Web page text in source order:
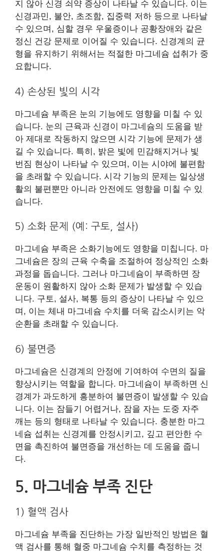
지 않아 신경 쇠약 증상이 나타날 수 있습니다. 이는
신경과민, 불안, 초조함, 집중력 저하 등으로 나타날
수 있으며, 심할 경우 우울증이나 공황장애와 같은
정신 건강 문제로 이어질 수 있습니다. 신경계의 균
형을 유지하기 위해서는 적절한 마그네슘 섭취가 중
요합니다.
4) 손상된 빛의 시각
마그네슘 부족은 눈의 기능에도 영향을 미칠 수 있
습니다. 눈의 근육과 신경이 마그네슘의 도움을 받
아 제대로 작동하지 않으면 시각 기능에 문제가 생
길 수 있습니다. 특히, 밝은 빛에 민감해지거나 빛
번짐 현상이 나타날 수 있으며, 이는 시야에 불편함
을 초래할 수 있습니다. 시각 기능의 문제는 일상생
활의 불편뿐만 아니라 안전에도 영향을 미칠 수 있
습니다.
5) 소화 문제 (예: 구토, 설사)
마그네슘 부족은 소화기능에도 영향을 미칩니다. 마
그네슘은 장의 근육 수축을 조절하여 정상적인 소화
과정을 돕습니다. 그러나 마그네슘이 부족하면 장
운동이 원활하지 않아 소화 문제가 발생할 수 있습
니다. 구토, 설사, 복통 등의 증상이 나타날 수 있으
며, 이는 체내 마그네슘 수치를 더욱 감소시키는 악
순환을 초래할 수 있습니다.
6) 불면증
마그네슘은 신경계의 안정에 기여하여 수면의 질을
향상시키는 역할을 합니다. 마그네슘이 부족하면 신
경계가 과도하게 흥분하여 불면증이 발생할 수 있습
니다. 이는 잠들기 어렵거나, 잠을 자는 도중 자주
깨는 등의 형태로 나타날 수 있습니다. 충분한 마그
네슘 섭취는 신경계를 안정시키고, 깊고 편안한 수
면을 촉진하여 불면증을 개선하는 데 도움을 줍니
다.
5. 마그네슘 부족 진단
1) 혈액 검사
마그네슘 부족을 진단하는 가장 일반적인 방법은 혈
액 검사를 통해 혈중 마그네슘 수치를 측정하는 것